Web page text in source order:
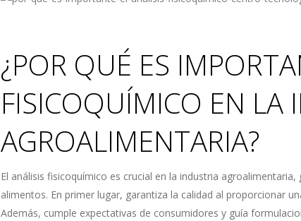
¿POR QUÉ ES
FISICOQUÍMICO EN LA
AGROALIMENTARIA?
El análisis fisicoquímico es crucial en la industria
alimentos. En primer lugar, garantiza la calidad al proporcionar
Además, cumple expectativas de consumidores y guía